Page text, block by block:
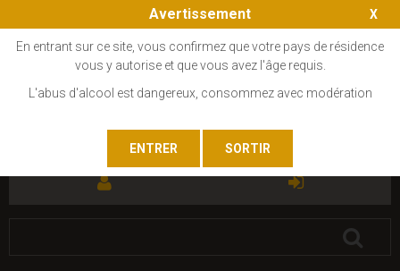
Avertissement
En entrant sur ce site, vous confirmez que votre pays de résidence
vous y autorise et que vous avez l'âge requis.
L'abus d'alcool est dangereux, consommez avec modération